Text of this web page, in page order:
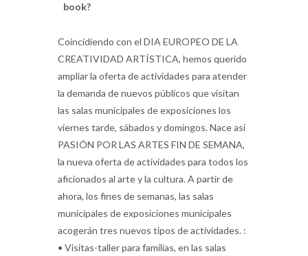
book?
Coincidiendo con el DIA EUROPEO DE LA
CREATIVIDAD ARTÍSTICA, hemos querido
ampliar la oferta de actividades para atender
la demanda de nuevos públicos que visitan
las salas municipales de exposiciones los
viernes tarde, sábados y domingos. Nace así
PASIÓN POR LAS ARTES FIN DE SEMANA,
la nueva oferta de actividades para todos los
aficionados al arte y la cultura. A partir de
ahora, los fines de semanas, las salas
municipales de exposiciones municipales
acogerán tres nuevos tipos de actividades. :
• Visitas-taller para familias, en las salas